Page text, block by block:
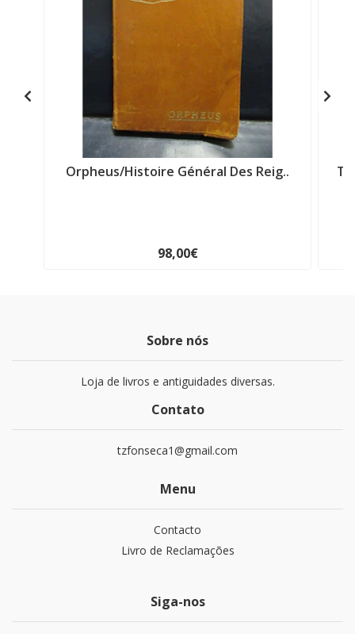
Orpheus/Histoire Général Des Reig..
98,00€
Sobre nós
Loja de livros e antiguidades diversas.
Contato
tzfonseca1@gmail.com
Menu
Contacto
Livro de Reclamações
Siga-nos